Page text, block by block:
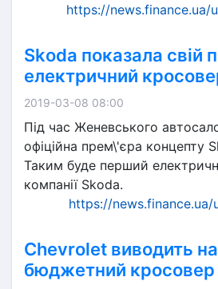
https://news.finance.ua/
Skoda показала свій
електричний
2019-03-08 08:00
Під час Женевського
офіційна прем\'єра концепту
Таким буде перший
компанії Skoda.
https://
Chevrolet виводить
бюджетний